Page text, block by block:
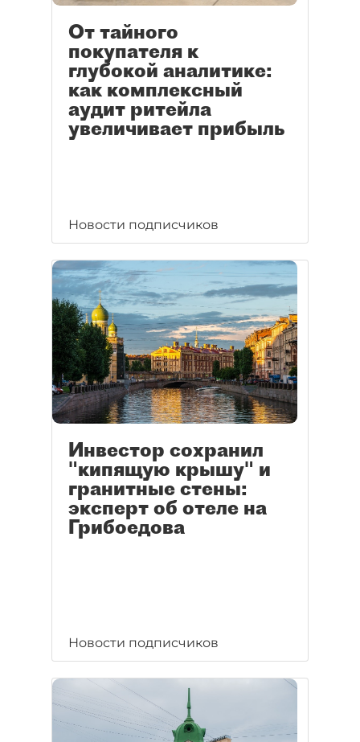
От тайного
покупателя к
глубокой аналитике:
как комплексный
аудит ритейла
увеличивает прибыль
Новости подписчиков
Инвестор сохранил
"кипящую крышу" и
гранитные стены:
эксперт об отеле на
Грибоедова
Новости подписчиков